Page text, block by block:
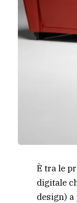
È tra le
digitale
design)